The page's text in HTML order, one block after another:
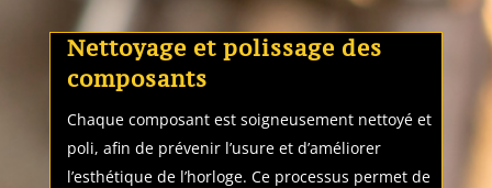
Nettoyage et polissage des
composants
Chaque composant est soigneusement nettoyé et
poli, afin de prévenir l’usure et d’améliorer
l’esthétique de l’horloge. Ce processus permet de